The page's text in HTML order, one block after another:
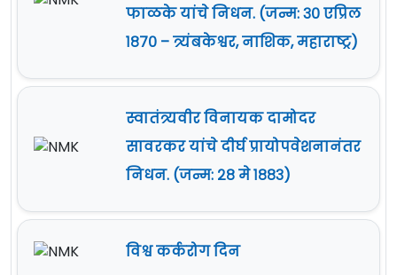
फाळके यांचे निधन. (जन्म: ३० एप्रिल
१८७० – त्र्यंबकेश्वर, नाशिक, महाराष्ट्र)
स्वातंत्र्यवीर विनायक दामोदर
सावरकर यांचे दीर्घ प्रायोपवेशनानंतर
निधन. (जन्म: २८ मे १८८३)
विश्व कर्करोग दिन